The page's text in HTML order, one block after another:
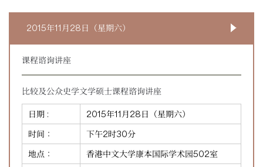
2015年11月28日（星期六）
课程谘询讲座
比较及公众史学文学硕士课程谘询讲座
日期 :
2015年11月28日（星期六）
时间：
下午2时30分
地点：
香港中文大学康本国际学术园502室